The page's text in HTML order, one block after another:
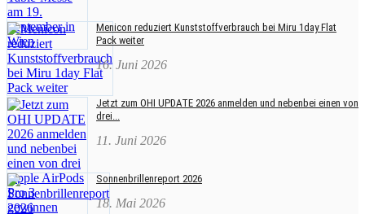
Menicon reduziert Kunststoffverbrauch bei Miru 1day Flat
Pack weiter
16. Juni 2026
Jetzt zum OHI UPDATE 2026 anmelden und nebenbei einen von
drei...
11. Juni 2026
Sonnenbrillenreport 2026
18. Mai 2026